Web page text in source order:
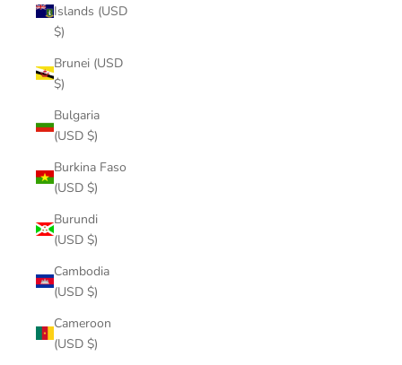
Islands (USD
$)
Brunei (USD
$)
Bulgaria
(USD $)
Burkina Faso
(USD $)
Burundi
(USD $)
Cambodia
(USD $)
Cameroon
(USD $)